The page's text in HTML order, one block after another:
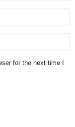
for the next time I